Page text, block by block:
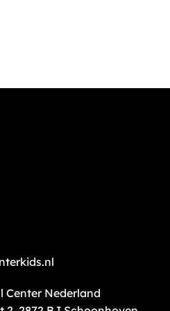
Center Nederland